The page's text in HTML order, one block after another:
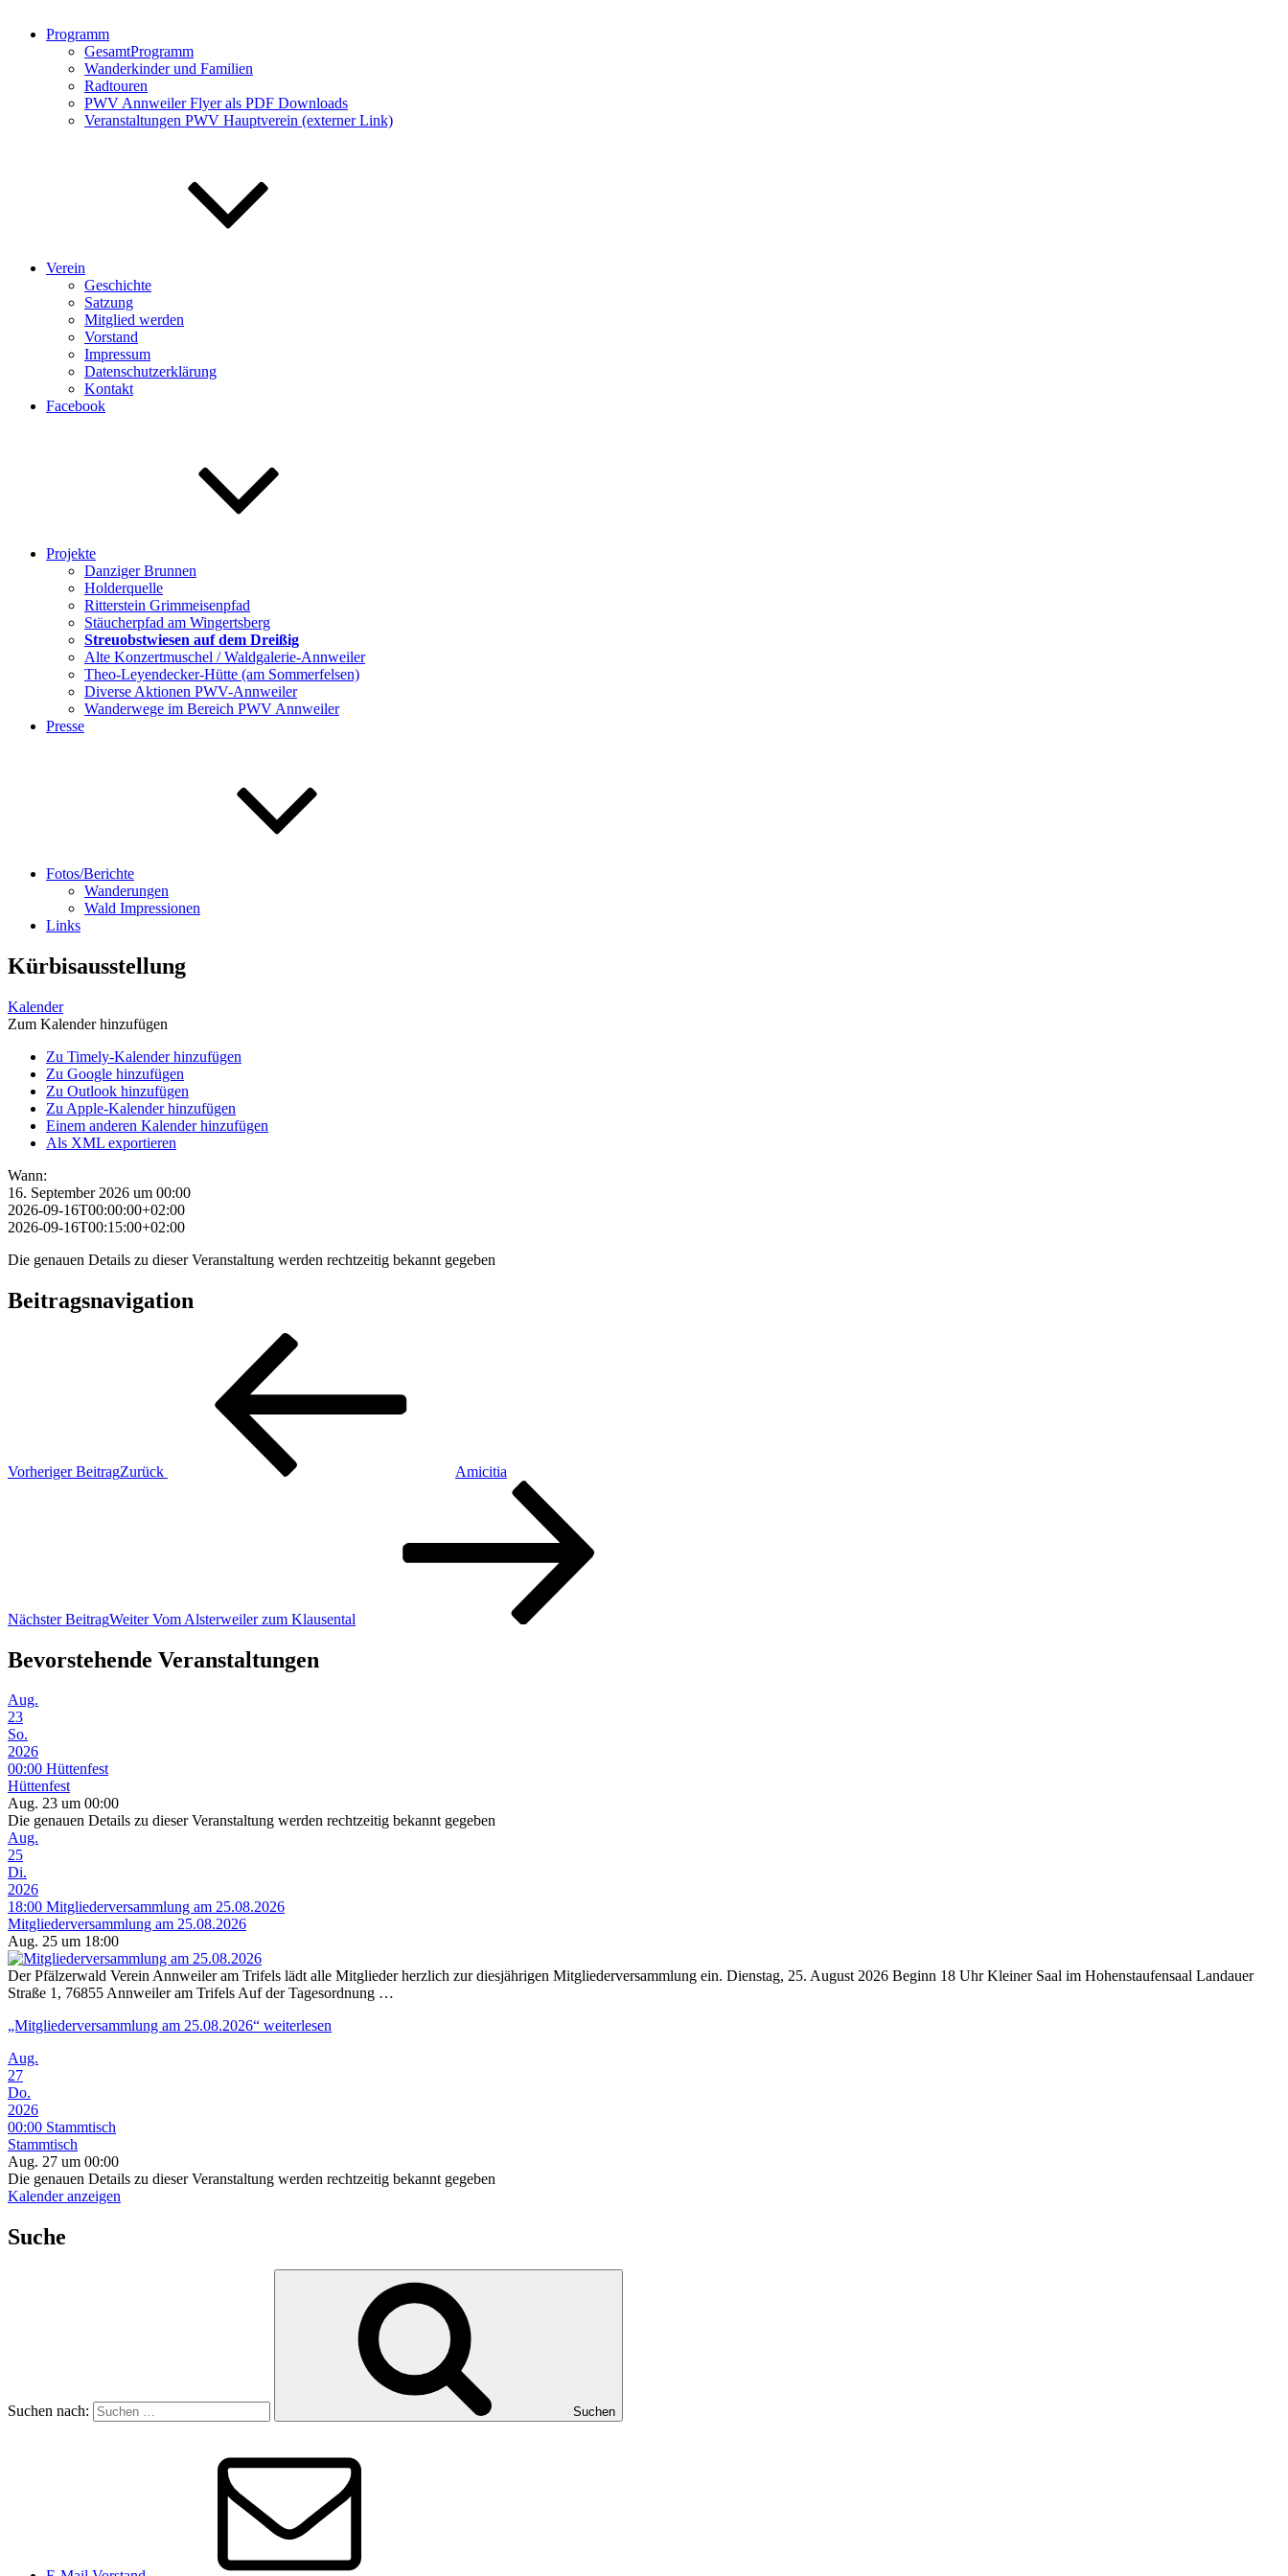
Programm
GesamtProgramm
Wanderkinder und Familien
Radtouren
PWV Annweiler Flyer als PDF Downloads
Veranstaltungen PWV Hauptverein (externer Link)
Verein
Geschichte
Satzung
Mitglied werden
Vorstand
Impressum
Datenschutzerklärung
Kontakt
Facebook
Projekte
Danziger Brunnen
Holderquelle
Ritterstein Grimmeisenpfad
Stäucherpfad am Wingertsberg
Streuobstwiesen auf dem Dreißig
Alte Konzertmuschel / Waldgalerie-Annweiler
Theo-Leyendecker-Hütte (am Sommerfelsen)
Diverse Aktionen PWV-Annweiler
Wanderwege im Bereich PWV Annweiler
Presse
Fotos/Berichte
Wanderungen
Wald Impressionen
Links
Kürbisausstellung
Kalender
Zum Kalender hinzufügen
Zu Timely-Kalender hinzufügen
Zu Google hinzufügen
Zu Outlook hinzufügen
Zu Apple-Kalender hinzufügen
Einem anderen Kalender hinzufügen
Als XML exportieren
Wann:
16. September 2026 um 00:00
2026-09-16T00:00:00+02:00
2026-09-16T00:15:00+02:00
Die genauen Details zu dieser Veranstaltung werden rechtzeitig bekannt gegeben
Beitragsnavigation
Vorheriger BeitragZurück Amicitia
Nächster BeitragWeiter Vom Alsterweiler zum Klausental
Bevorstehende Veranstaltungen
Aug.
23
So.
2026
00:00 Hüttenfest
Hüttenfest
Aug. 23 um 00:00
Die genauen Details zu dieser Veranstaltung werden rechtzeitig bekannt gegeben
Aug.
25
Di.
2026
18:00 Mitgliederversammlung am 25.08.2026
Mitgliederversammlung am 25.08.2026
Aug. 25 um 18:00
Der Pfälzerwald Verein Annweiler am Trifels lädt alle Mitglieder herzlich zur diesjährigen Mitgliederversammlung ein. Dienstag, 25. August 2026 Beginn 18 Uhr Kleiner Saal im Hohenstaufensaal Landauer
Straße 1, 76855 Annweiler am Trifels Auf der Tagesordnung …
„Mitgliederversammlung am 25.08.2026“ weiterlesen
Aug.
27
Do.
2026
00:00 Stammtisch
Stammtisch
Aug. 27 um 00:00
Die genauen Details zu dieser Veranstaltung werden rechtzeitig bekannt gegeben
Kalender anzeigen
Suche
Suchen nach: Suchen